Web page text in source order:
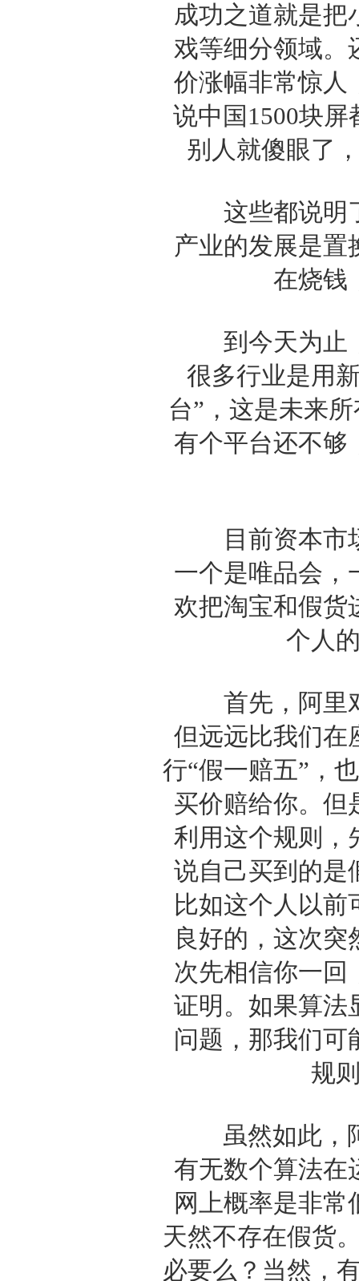
成功之道就是把
戏等细分领域。
价涨幅非常惊人
说中国1500块
别人就傻眼了
这些都说明了
产业的发展是置
在烧钱
到今天为止，
很多行业是用
台”，这是未来
有个平台还不够
目前资本市场
一个是唯品会，
欢把淘宝和假货
个人
首先，阿里对
但远远比我们在
行“假一赔五”，
买价赔给你。但
利用这个规则，
说自己买到的是
比如这个人以
良好的，这次
次先相信你一回
证明。如果算法
问题，那我们可
规
虽然如此，阿
有无数个算法在
网上概率是非
天然不存在假货
必要么？当然，